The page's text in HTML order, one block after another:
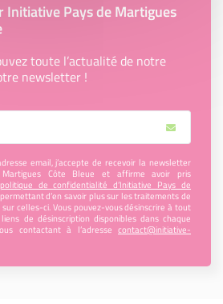
Initiative Pays de Martigues
toute l’actualité de notre
newsletter !
email, j’accepte de recevoir la newsletter
Côte Bleue et affirme avoir pris
politique de confidentialité d’Initiative Pays de
permettant d’en savoir plus sur les traitements de
celles-ci. Vous pouvez-vous désinscrire à tout
de désinscription disponibles dans chaque
contactant à l’adresse contact@initiative-